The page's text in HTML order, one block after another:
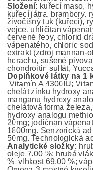
Složení: kuřecí maso,
kuřecí játra, brambory,
živočišný tuk (kuřecí),
vejce, uhličitan
červené řepy, chlorid
vápenatého, chlorid
extrakt (zdroj mannan-
hdrachu, sušené
chondroitin sulfát,
Doplňkové látky na 1
Vitamín A 4300IU;
chelát zinku hydroxy
manganu hydroxy
chelátová forma
hydroxy analogu
20mg; jodičnan
1800mg. Senzorická
50mg. Technologická
Analytické složky:
oleje 7.00 %; hrubá
%; vlhkost 69.00 %;